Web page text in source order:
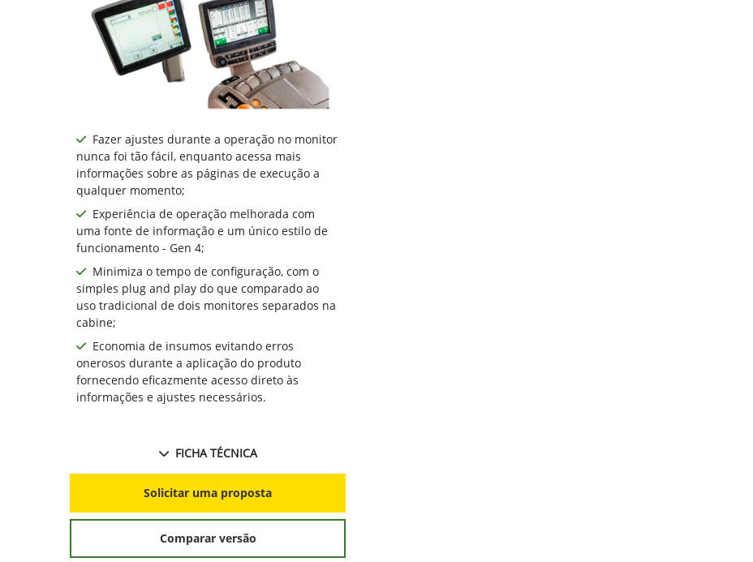
Fazer ajustes durante a operação no monitor
nunca foi tão fácil, enquanto acessa mais
informações sobre as páginas de execução a
qualquer momento;
Experiência de operação melhorada com
uma fonte de informação e um único estilo de
funcionamento - Gen 4;
Minimiza o tempo de configuração, com o
simples plug and play do que comparado ao
uso tradicional de dois monitores separados na
cabine;
Economia de insumos evitando erros
onerosos durante a aplicação do produto
fornecendo eficazmente acesso direto às
informações e ajustes necessários.
FICHA TÉCNICA
Solicitar uma proposta
Comparar versão